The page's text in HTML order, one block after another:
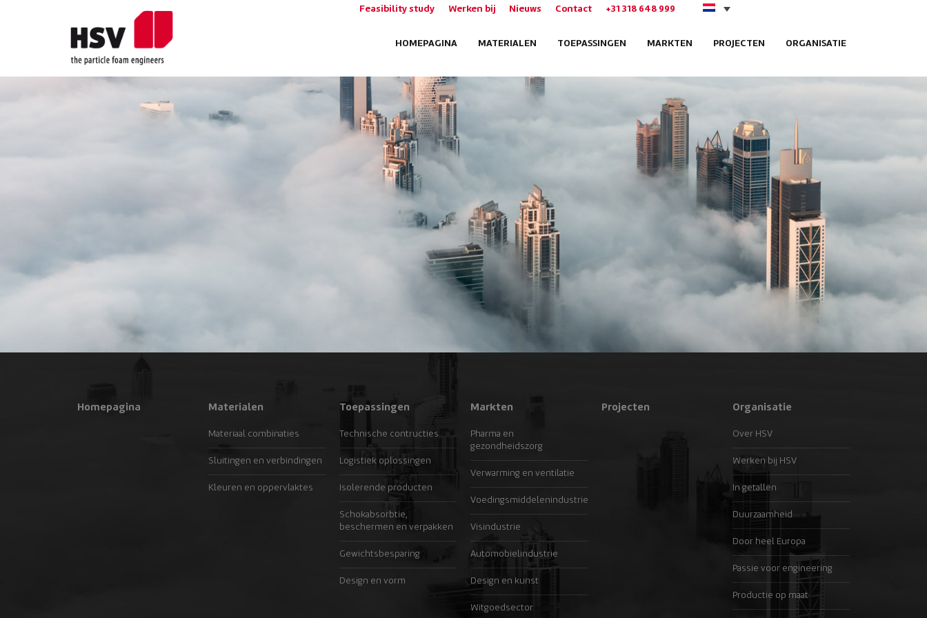
Feasibility study Werken bij Nieuws Contact +31 318 648 999
HOMEPAGINA MATERIALEN TOEPASSINGEN MARKTEN PROJECTEN ORGANISATIE
Homepagina Materialen
Materiaal combinaties
Sluitingen en verbindingen
Kleuren en oppervlaktes
Toepassingen
Technische contructies
Logistiek oplossingen
Isolerende producten
Schokabsorbtie,
beschermen en verpakken
Gewichtsbesparing
Design en vorm
Markten
Pharma en
gezondheidszorg
Verwarming en ventilatie
Voedingsmiddelenindustrie
Visindustrie
Automobielindustrie
Design en kunst
Witgoedsector
Projecten Organisatie
Over HSV
Werken bij HSV
In getallen
Duurzaamheid
Door heel Europa
Passie voor engineering
Productie op maat